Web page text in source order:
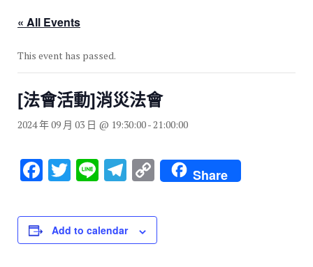
« All Events
This event has passed.
[法會活動]消災法會
2024 年 09 月 03 日 @ 19:30:00-21:00:00
F
c
e
T
tt
er
Li
e
T
e
gr
C
o
p
y
Share
Add to calendar